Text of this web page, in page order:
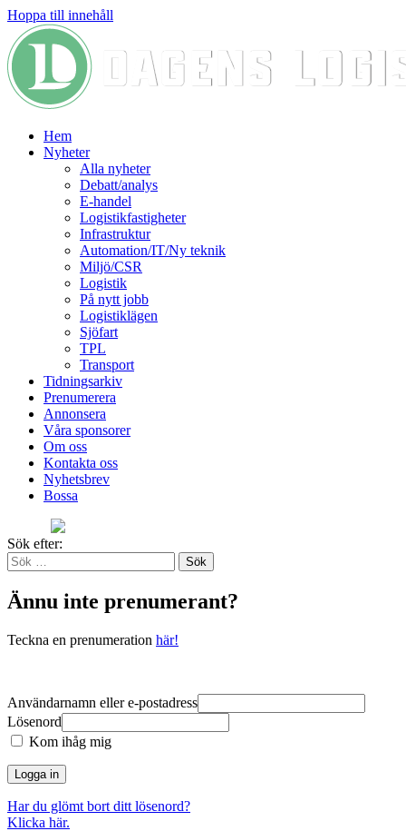
Hoppa till innehåll
Hem
Nyheter
Alla nyheter
Debatt/analys
E-handel
Logistikfastigheter
Infrastruktur
Automation/IT/Ny teknik
Miljö/CSR
Logistik
På nytt jobb
Logistiklägen
Sjöfart
TPL
Transport
Tidningsarkiv
Prenumerera
Annonsera
Våra sponsorer
Om oss
Kontakta oss
Nyhetsbrev
Bossa
Sök efter:
Ännu inte prenumerant?
Teckna en prenumeration här!
Användarnamn eller e‑postadress
Lösenord
Kom ihåg mig
Har du glömt bort ditt lösenord?
Klicka här.